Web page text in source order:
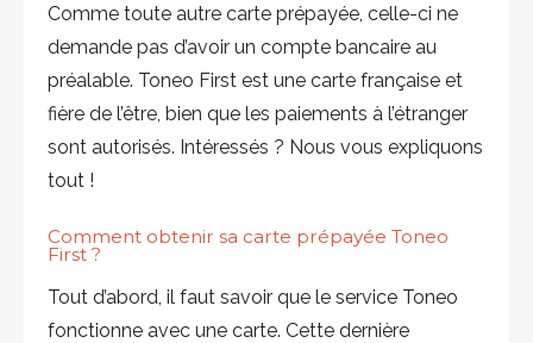
Comme toute autre carte prépayée, celle-ci ne
demande pas d’avoir un compte bancaire au
préalable. Toneo First est une carte française et
fière de l’être, bien que les paiements à l’étranger
sont autorisés. Intéressés ? Nous vous expliquons
tout !
Comment obtenir sa carte prépayée Toneo
First ?
Tout d’abord, il faut savoir que le service Toneo
fonctionne avec une carte. Cette dernière